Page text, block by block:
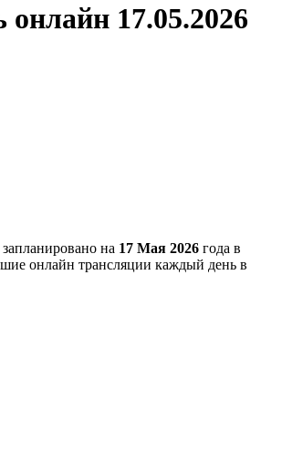
17.05.2026
на 17 Мая 2026 года в
онлайн трансляции каждый день в